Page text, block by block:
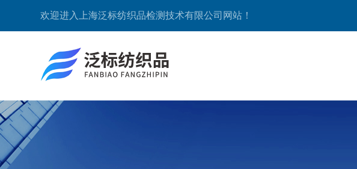
欢迎进入上海泛标纺织品检测技术有限公司网站！